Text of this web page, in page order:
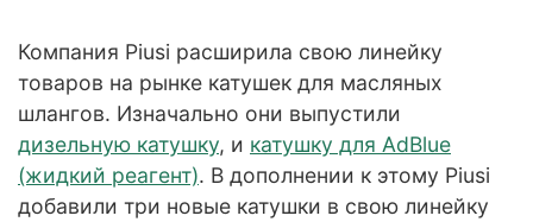
Компания Piusi расширила свою линейку
товаров на рынке катушек для масляных
шлангов. Изначально они выпустили
дизельную катушку, и катушку для AdBlue
(жидкий реагент). В дополнении к этому Piusi
добавили три новые катушки в свою линейку